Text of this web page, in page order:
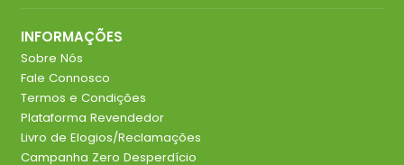
INFORMAÇÕES
Sobre Nós
Fale Connosco
Termos e Condições
Plataforma Revendedor
Livro de Elogios/Reclamações
Campanha Zero Desperdício